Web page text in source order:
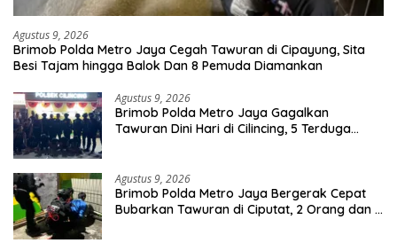
Agustus 9, 2026
Brimob Polda Metro Jaya Cegah Tawuran di Cipayung, Sita
Besi Tajam hingga Balok Dan 8 Pemuda Diamankan
Agustus 9, 2026
Brimob Polda Metro Jaya Gagalkan
Tawuran Dini Hari di Cilincing, 5 Terduga
Agustus 9, 2026
Brimob Polda Metro Jaya Bergerak Cepat
Bubarkan Tawuran di Ciputat, 2 Orang dan 3